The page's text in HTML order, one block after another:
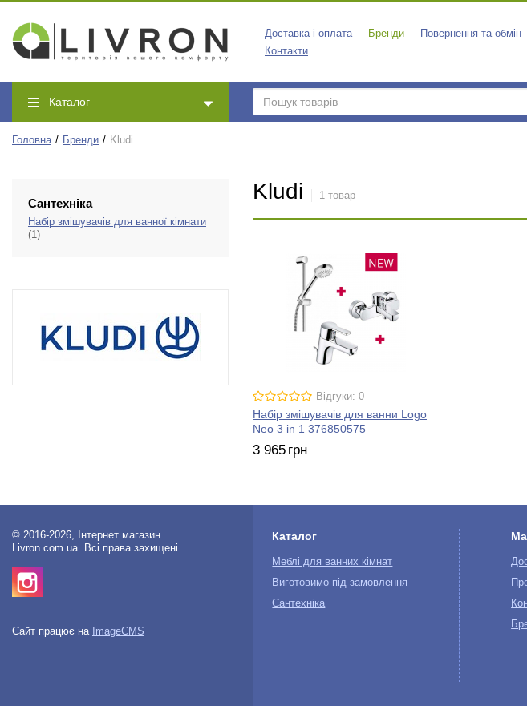
Доставка і оплата Бренди
Повернення та обмін
Контакти
Каталог
Головна Бренди Kludi
Сантехніка
Набір змішувачів для ванної кімнати
(1)
Kludi 1 товар
Відгуки: 0
Набір змішувачів для ванни Logo
Neo 3 in 1 376850575
3 965 грн
© 2016-2026, Інтернет магазин
Livron.com.ua. Всі права захищені.
Сайт працює на ImageCMS
Каталог
Меблі для ванних кімнат
Виготовимо під замовлення
Сантехніка